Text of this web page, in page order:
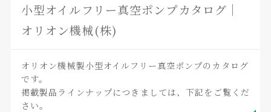
小型オイルフリー真空ポンプカタログ｜
オリオン機械(株)
オリオン機械製小型オイルフリー真空ポンプのカタログ
です。
掲載製品ラインナップにつきましては、下記をご覧くだ
さい。